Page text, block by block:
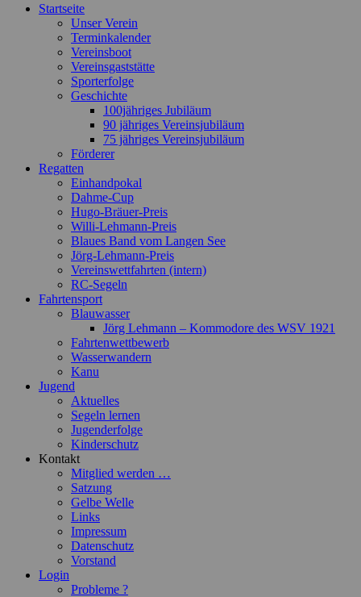
oben
Startseite
Unser Verein
Terminkalender
Vereinsboot
Vereinsgaststätte
Sporterfolge
Geschichte
100jähriges Jubiläum
90 jähriges Vereinsjubiläum
75 jähriges Vereinsjubiläum
Förderer
Regatten
Einhandpokal
Dahme-Cup
Hugo-Bräuer-Preis
Willi-Lehmann-Preis
Blaues Band vom Langen See
Jörg-Lehmann-Preis
Vereinswettfahrten (intern)
RC-Segeln
Fahrtensport
Blauwasser
Jörg Lehmann – Kommodore des WSV 1921
Fahrtenwettbewerb
Wasserwandern
Kanu
Jugend
Aktuelles
Segeln lernen
Jugenderfolge
Kinderschutz
Kontakt
Mitglied werden …
Satzung
Gelbe Welle
Links
Impressum
Datenschutz
Vorstand
Login
Probleme ?